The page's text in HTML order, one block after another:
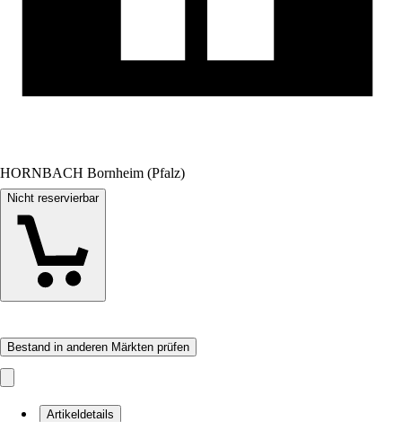
HORNBACH Bornheim (Pfalz)
Nicht reservierbar
Bestand in anderen Märkten prüfen
Artikeldetails